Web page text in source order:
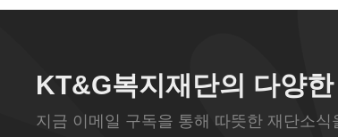
KT&G복지재단의 다양
지금 이메일 구독을 통해 따뜻한 재단소식